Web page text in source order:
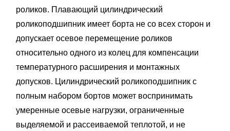
роликов. Плавающий цилиндрический
роликоподшипник имеет борта не со всех сторон и
допускает осевое перемещение роликов
относительно одного из колец для компенсации
температурного расширения и монтажных
допусков. Цилиндрический роликоподшипник с
полным набором бортов может воспринимать
умеренные осевые нагрузки, ограниченные
выделяемой и рассеиваемой теплотой, и не